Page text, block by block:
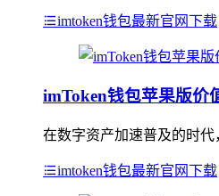
imtoken钱包最新官网下载
imToken钱包苹果版价
在数字资产加速普及的时
imtoken钱包最新官网下载